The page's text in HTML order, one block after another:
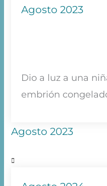
Agosto 2023
Dio a luz a una
embrión
Agosto 2023